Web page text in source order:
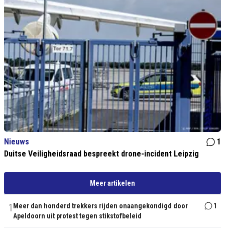
Nieuws
1
Duitse Veiligheidsraad bespreekt drone-incident Leipzig
Meer artikelen
1 Meer dan honderd trekkers rijden onaangekondigd door
Apeldoorn uit protest tegen stikstofbeleid
1